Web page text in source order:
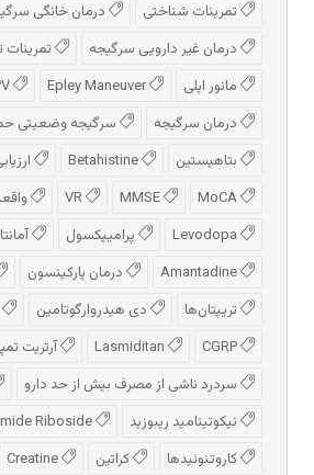
تمرینات شناختی
درمان خانگی
درمان غیر دارویی سرگیجه
مانور اپلی
درمان سرگیجه
سرگیجه وضعیتی
بتاهیستین
پرامیپکسول
درمان پارکینسون
تریپتان‌ها
دی هیدروارگوتامین
آرتریت
سردرد ناشی از مصرف بیش از حد دارو
نیکوتینامید ریبوزید
کاروتنوئیدها
کراتین